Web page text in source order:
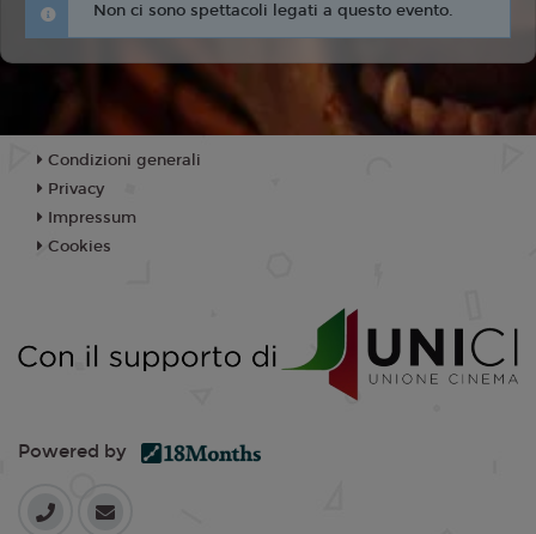
Non ci sono spettacoli legati a questo evento.
Condizioni generali
Privacy
Impressum
Cookies
Powered by